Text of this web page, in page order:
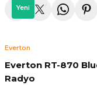
- Çoğaltıcı
Yeni
Everton
Everton RT-870
Radyo